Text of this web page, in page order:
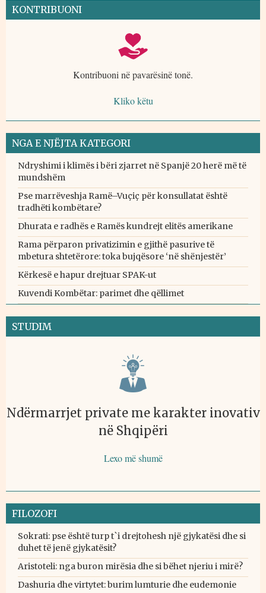
KONTRIBUONI
Kontribuoni në pavarësinë tonë.
Kliko këtu
NGA E NJËJTA KATEGORI
Ndryshimi i klimës i bëri zjarret në Spanjë 20 herë më të
mundshëm
Pse marrëveshja Ramë–Vuçiç për konsullatat është
tradhëti kombëtare?
Dhurata e radhës e Ramës kundrejt elitës amerikane
Rama përparon privatizimin e gjithë pasurive të
mbetura shtetërore: toka bujqësore ‘në shënjestër’
Kërkesë e hapur drejtuar SPAK-ut
Kuvendi Kombëtar: parimet dhe qëllimet
STUDIM
Ndërmarrjet private me karakter inovativ
në Shqipëri
Lexo më shumë
FILOZOFI
Sokrati: pse është turp t`i drejtohesh një gjykatësi dhe si
duhet të jenë gjykatësit?
Aristoteli: nga buron mirësia dhe si bëhet njeriu i mirë?
Dashuria dhe virtytet: burim lumturie dhe eudemonie